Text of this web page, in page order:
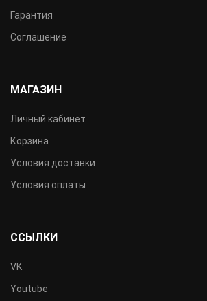
Гарантия
Соглашение
МАГАЗИН
Личный кабинет
Корзина
Условия доставки
Условия оплаты
ССЫЛКИ
VK
Youtube